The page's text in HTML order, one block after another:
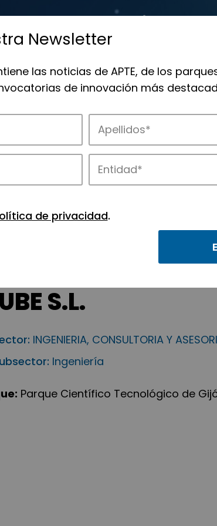
en los parques de APTE.
S.L.
INGENIERIA, CONSULTORIA Y
Ingeniería
Parque Científico Tecnológico de
Newsletter
las noticias de APTE, de los
de innovación más
de privacidad.